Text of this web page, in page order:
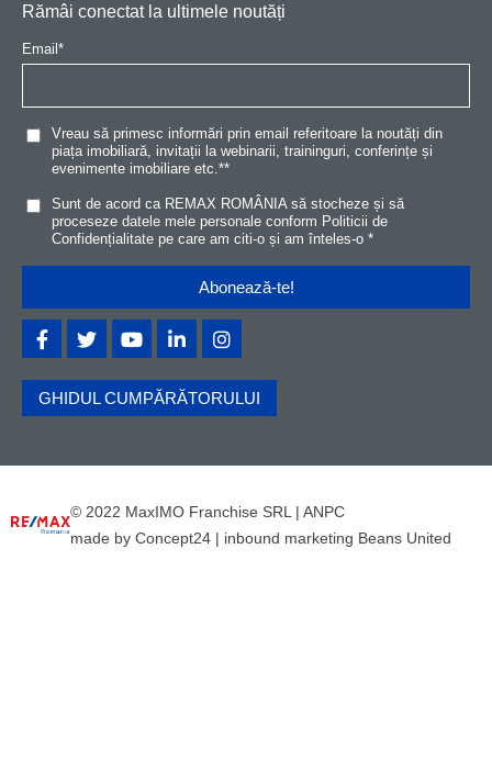
Rămâi conectat la ultimele noutăți
Email *
Vreau să primesc informări prin email referitoare la noutăți din
piața imobiliară, invitații la webinarii, traininguri, conferințe și
evenimente imobiliare etc.**
Sunt de acord ca REMAX ROMÂNIA să stocheze și să
proceseze datele mele personale conform Politicii de
Confidențialitate pe care am citi-o și am înteles-o *
GHIDUL CUMPĂRĂTORULUI
© 2022 MaxIMO Franchise SRL | ANPC
made by Concept24| inbound marketing Beans United